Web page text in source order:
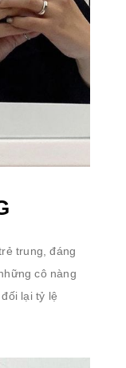
trung, đáng
cô nàng
lại tỷ lệ